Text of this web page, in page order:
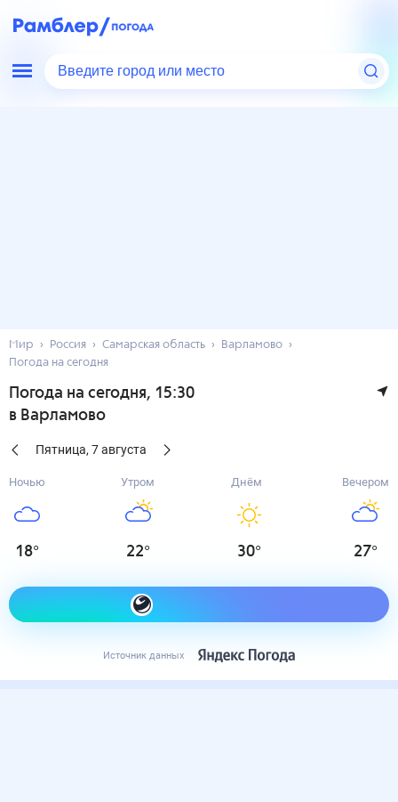
Введите город или место
Мир Россия Самарская область
Варламово
Погода на сегодня
Погода на сегодня, 15:30
в Варламово
Пятница, 7августа
Ночью
18°
Утром
22°
Днём
30°
Вечером
27°
Как одеться сегодня
Источник данных